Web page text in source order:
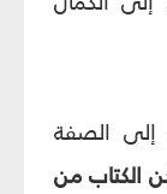
إلى الصفة
الكتاب من